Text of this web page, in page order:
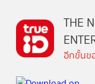
THE
อีกขั้นข